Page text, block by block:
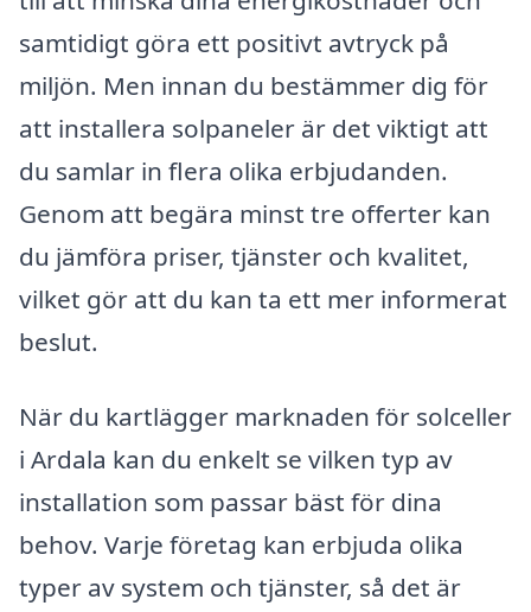
samtidigt göra ett positivt avtryck på
miljön. Men innan du bestämmer dig för
att installera solpaneler är det viktigt att
du samlar in flera olika erbjudanden.
Genom att begära minst tre offerter kan
du jämföra priser, tjänster och kvalitet,
vilket gör att du kan ta ett mer informerat
beslut.
När du kartlägger marknaden för solceller
i Ardala kan du enkelt se vilken typ av
installation som passar bäst för dina
behov. Varje företag kan erbjuda olika
typer av system och tjänster, så det är